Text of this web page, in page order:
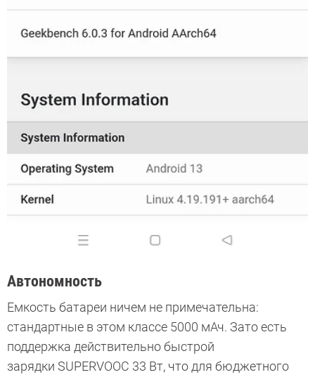
Автономность
Емкость батареи ничем не примечательна:
стандартные в этом классе 5000 мАч. Зато есть
поддержка действительно быстрой
зарядки SUPERVOOC 33 Вт, что для бюджетного